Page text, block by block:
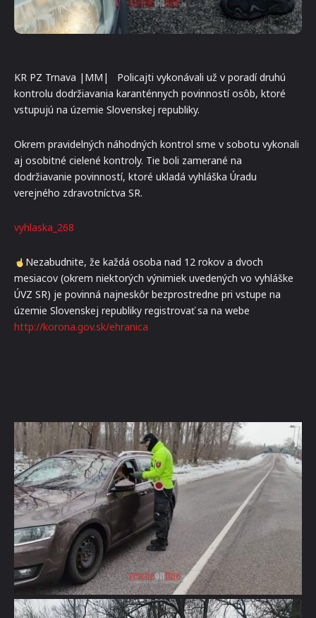
KR PZ Trnava |MM| Policajti vykonávali už v poradí druhú
kontrolu dodržiavania karanténnych povinností osôb, ktoré
vstupujú na územie Slovenskej republiky.
Okrem pravidelných náhodných kontrol sme v sobotu vykonali
aj osobitné cielené kontroly. Tie boli zamerané na
dodržiavanie povinností, ktoré ukladá vyhláška Úradu
verejného zdravotníctva SR.
vyhlaska_268
Nezabudnite, že každá osoba nad 12 rokov a dvoch
mesiacov (okrem niektorých výnimiek uvedených vo vyhláške
ÚVZ SR) je povinná najneskôr bezprostredne pri vstupe na
územie Slovenskej republiky registrovať sa na webe
http://korona.gov.sk/ehranica